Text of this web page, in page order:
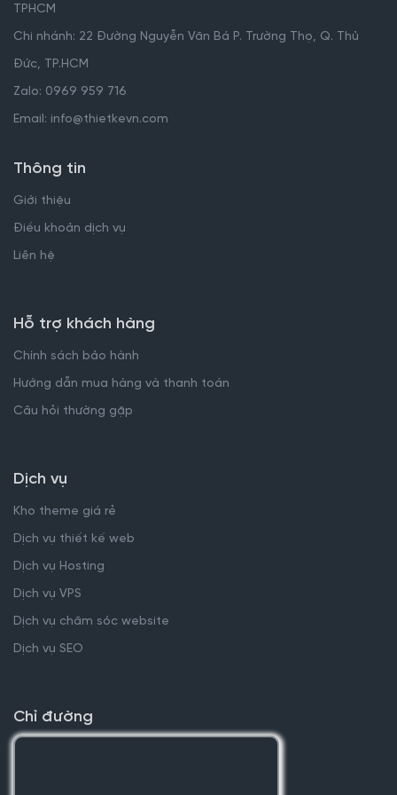
TPHCM
Chi nhánh: 22 Đường Nguyễn Văn Bá P. Trường Thọ, Q. Thủ
Đức, TP.HCM
Zalo: 0969 959 716
Email: info@thietkevn.com
Thông tin
Giới thiệu
Điều khoản dịch vụ
Liên hệ
Hỗ trợ khách hàng
Chính sách bảo hành
Hướng dẫn mua hàng và thanh toán
Câu hỏi thường gặp
Dịch vụ
Kho theme giá rẻ
Dịch vụ thiết kế web
Dịch vụ Hosting
Dịch vụ VPS
Dịch vụ chăm sóc website
Dịch vụ SEO
Chỉ đường